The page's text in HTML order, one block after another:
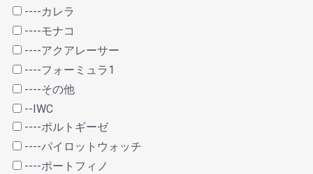
----カレラ
----モナコ
----アクアレーサー
----フォーミュラ1
----その他
--IWC
----ポルトギーゼ
----パイロットウォッチ
----ポートフィノ